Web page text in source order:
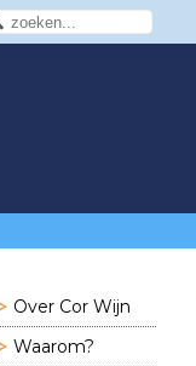
Over Cor Wijn
Waarom?